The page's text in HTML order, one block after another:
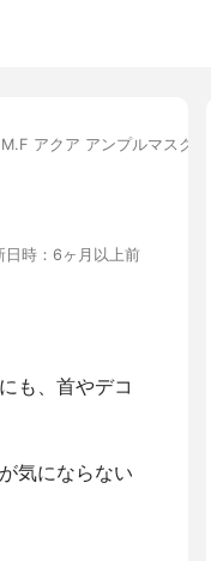
アクア アンプルマスク
日時：6ヶ月以上前
も、首やデコ
気にならない